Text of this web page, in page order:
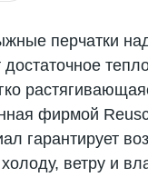
перчатки
фирмой
гарантирует
ветру и